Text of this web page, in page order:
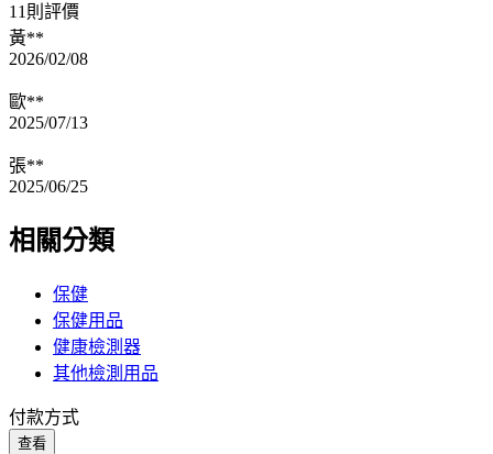
11則評價
黃**
2026/02/08
歐**
2025/07/13
張**
2025/06/25
相關分類
保健
保健用品
健康檢測器
其他檢測用品
付款方式
查看